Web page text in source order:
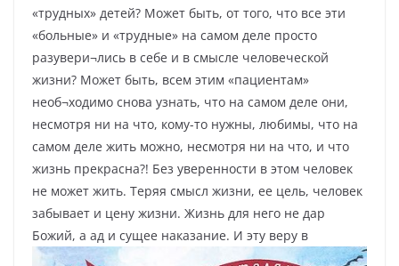
«трудных» детей? Может быть, от того, что все эти
«больные» и «трудные» на самом деле просто
разувери¬лись в себе и в смысле человеческой
жизни? Может быть, всем этим «пациентам»
необ¬ходимо снова узнать, что на самом деле они,
несмотря ни на что, кому-то нужны, любимы, что на
самом деле жить можно, несмотря ни на что, и что
жизнь прекрасна?! Без уверенности в этом человек
не может жить. Теряя смысл жизни, ее цель, человек
забывает и цену жизни. Жизнь для него не дар
Божий, а ад и сущее наказание. И эту веру в